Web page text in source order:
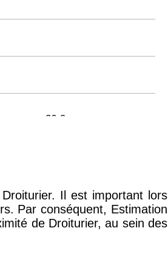
36 €
32 €
Il est important lors
Par conséquent, Estimation
de Droiturier, au sein des